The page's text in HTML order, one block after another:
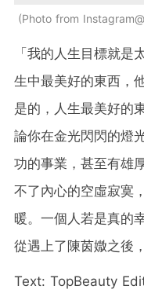
Photo from
「我的人生目標就是
生中最美好的東西，
是的，人生最美好的
論你在金光閃閃的燈
功的事業，甚至有雄
不了內心的空虛寂寞
暖。一個人若是真的
從遇上了陳茵媺之後
Text: TopBeauty